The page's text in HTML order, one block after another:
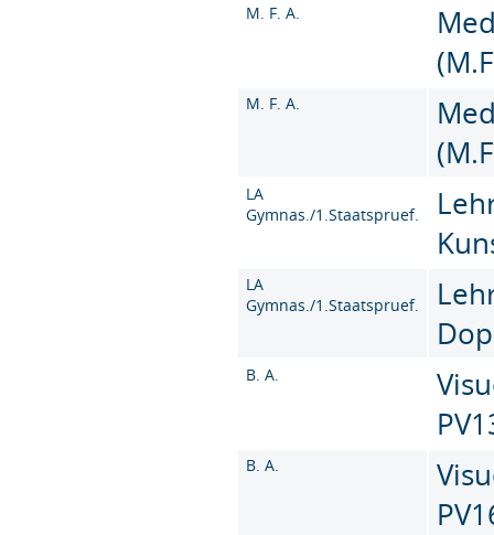
M. F. A.
M. F. A.
LA
Gymnas./1.Staatspruef.
LA
Gymnas./1.Staatspruef.
B. A.
B. A.